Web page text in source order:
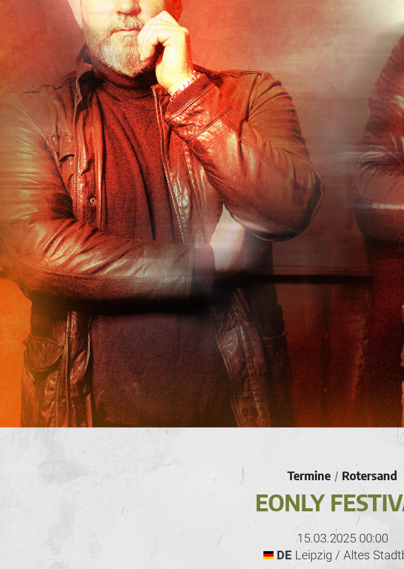
Termine / Rotersand
EONLY
15.03.2025 00:00
DE Leipzig / Altes